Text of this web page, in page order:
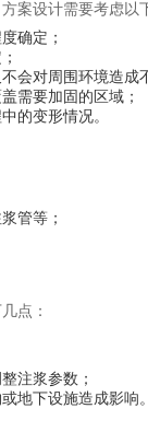
案设计需要考虑以
确定；
会对周围环境造成
需要加固的区域；
的变形情况。
管等；
点：
注浆参数；
地下设施造成影响